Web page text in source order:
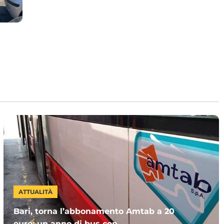
ATTUALITÀ
Bari, torna l’abbonamento Amtab a 20